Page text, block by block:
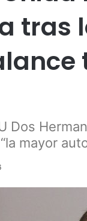
tras
Dos
mayor